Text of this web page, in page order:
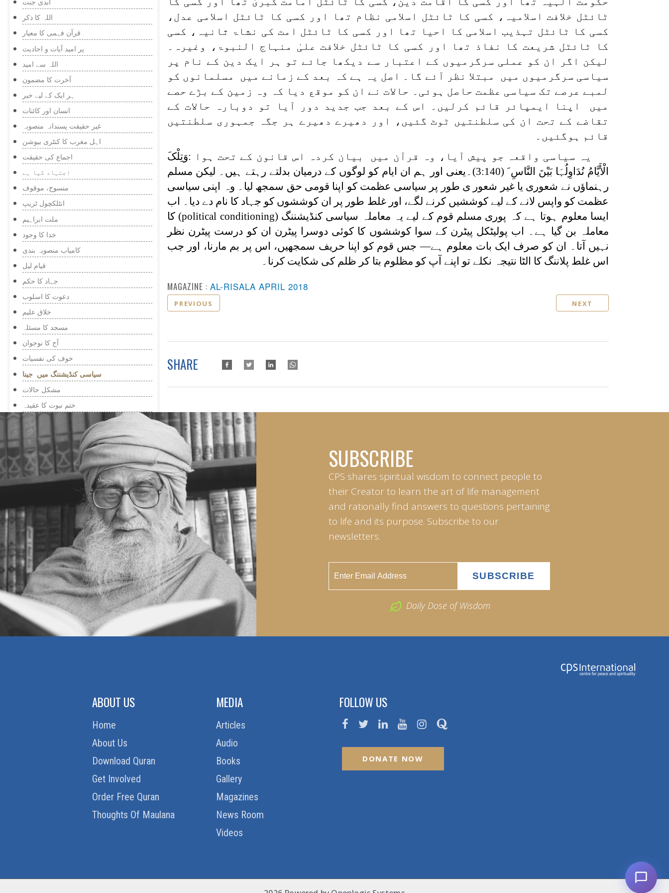
ٹائٹل خلافت اسلامیہ، کسی کا ٹائٹل اسلامی نظام تھا اور کسی کا ٹائٹل اسلامی عدل،
کسی کا ٹائٹل تہذیب اسلامی کا احیا تھا اور کسی کا ٹائٹل امت کی نشاۃ ثانیہ، کسی
کا ٹائٹل شریعت کا نفاذ تھا اور کسی کا ٹائٹل خلافت علیٰ منہاج النبوۃ، وغیرہ۔
لیکن اگر ان کو عملی سرگرمیوں کے اعتبار سے دیکھا جائے تو ہر ایک دین کے نام پر
سیاسی سرگرمیوں میں مبتلا نظر آئے گا۔ اصل یہ ہے کہ بعد کے زمانے میں مسلمانوں کو
لمبے عرصے تک سیاسی عظمت حاصل ہوئی۔ حالات نے ان کو موقع دیا کہ وہ زمین کے بڑے حصے
میں اپنا ایمپائر قائم کرلیں۔ اس کے بعد جب جدید دور آیا تو دوبارہ حالات کے
تقاضے کے تحت ان کی سلطنتیں ٹوٹ گئیں، اور دھیرے دھیرے ہر جگہ جمہوری سلطنتیں
قائم ہوگئیں۔
یہ سیاسی واقعہ جو پیش آیا، وہ قرآن میں بیان کردہ اس قانون کے تحت ہوا :وَتِلْکَ
الْأَیَّامُ نُدَاوِلُہَا بَیْنَ النَّاسِ َ
(3:140)۔یعنی اور ہم ان ایام کو لوگوں کے درمیان بدلتے رہتے ہیں۔ لیکن مسلم
رہنماؤں نے شعوری یا غیر شعور ی طور پر سیاسی عظمت کو اپنا قومی حق سمجھ لیا۔ وہ اپنی سیاسی
عظمت کو واپس لانے کے لیے کوششیں کرنے لگے، اور غلط طور پر ان کوششوں کو جہاد کا نام دے دیا۔ اب
ایسا معلوم ہوتا ہے کہ پوری مسلم قوم کے لیے یہ معاملہ سیاسی کنڈیشننگ (political conditioning) کا
معاملہ بن گیا ہے۔ اب پولیٹکل پیٹرن کے سوا کوششوں کا کوئی دوسرا پیٹرن ان کو درست پیٹرن نظر
نہیں آتا۔ ان کو صرف ایک بات معلوم ہے— جس قوم کو اپنا حریف سمجھیں، اس پر بم مارنا، اور جب
اس غلط پلاننگ کا الٹا نتیجہ نکلے تو اپنے آپ کو مظلوم بتا کر ظلم کی شکایت کرنا۔
MAGAZINE : AL-RISALA APRIL 2018
PREVIOUS NEXT
SHARE
اللہ کا ذکر
قرآن فہمی کا معیار
پر امید آیات و احادیث
اللہ سے امید
آخرت کا مضمون
ہر ایک کے لیے خیر
انسان اور کائنات
غیر حقیقت پسندانہ منصوبہ
اہل مغرب کا کنٹری بیوشن
اجماع کی حقیقت
اجتہاد کیا ہے
منسوخ، موقوف
انٹلکچول ٹریپ
ملت ابراہیم
خدا کا وجود
کامیاب منصوبہ بندی
قیام لیل
جہاد کا حکم
دعوت کا اسلوب
خلاق علیم
مسجد کا مسئلہ
آج کا نوجوان
خوف کی نفسیات
سیاسی کنڈیشننگ میں جینا
مشکل حالات
ختم نبوت کا عقیدہ
غیر متحقق بات کا چرچا
اپنے خلاف
منفی تجربہ
لرننگ اسپرٹ
کام کی قیمت
کامیاب شادی
مس ایڈونچرزم
سوال و جواب
خبرنامہ اسلامی مرکز — 258
SUBSCRIBE
CPS shares spiritual wisdom to connect people to
their Creator to learn the art of life management
and rationally find answers to questions pertaining
to life and its purpose. Subscribe to our
newsletters.
Daily Dose of Wisdom
ABOUT US
Home
About Us
Download Quran
Get Involved
Order Free Quran
Thoughts Of Maulana
MEDIA
Articles
Audio
Books
Gallery
Magazines
News Room
Videos
FOLLOW US
DONATE NOW